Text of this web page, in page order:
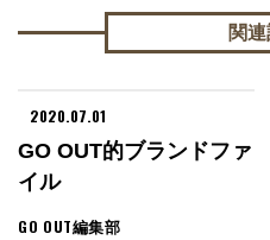
関
GO OUT的ブランドファ
イル
GO OUT編集部
2020.07.01